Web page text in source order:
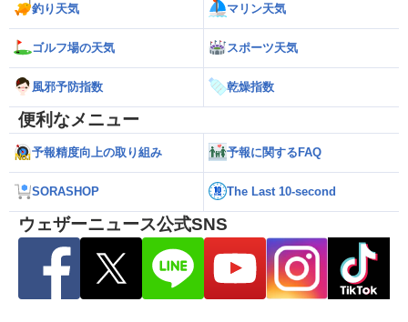
釣り天気 マリン天気
ゴルフ場の天気 スポーツ天気
風邪予防指数 乾燥指数
便利なメニュー
予報精度向上の取り組み 予報に関するFAQ
SORASHOP The Last 10-second
ウェザーニュース公式SNS